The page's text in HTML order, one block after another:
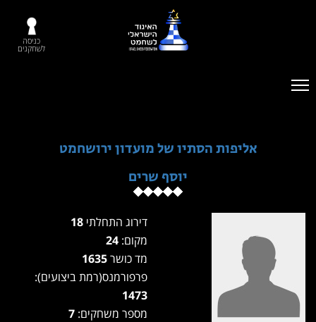
כניסה
לשחקנים
אליפות הסתיו של מועדון ירושחמט
יוסף שרים
דירוג התחלתי
מקום:
מד כושר
פרפורמנס(רמת ביצועים):
1473
מספר משחקים: